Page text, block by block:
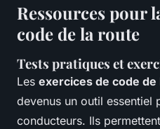
Ressources pour
code de la route
Tests pratiques et
Les exercices de code de
devenus un outil essentiel
conducteurs. Ils